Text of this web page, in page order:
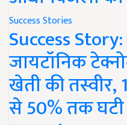
Success Stories
Success
जायटॉनिक
खेती की
से 50% तक